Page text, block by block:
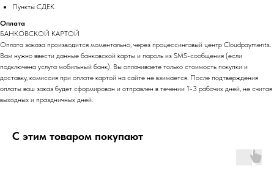
Пункты СДЕК
Оплата
БАНКОВСКОЙ КАРТОЙ
Оплата заказа производится моментально, через процессинговый центр Cloudpayments.
Вам нужно ввести данные банковской карты и пароль из SMS-сообщения (если
подключена услуга мобильный банк). Вы оплачиваете только стоимость покупки и
доставку, комиссия при оплате картой на сайте не взимается. После подтверждения
оплаты ваш заказ будет сформирован и отправлен в течении 1-3 рабочих дней, не считая
выходных и праздничных дней.
С этим товаром покупают